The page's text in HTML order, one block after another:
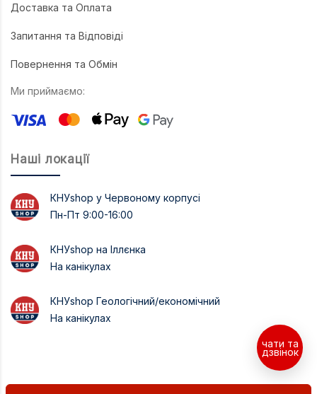
Доставка та Оплата
Запитання та Відповіді
Повернення та Обмін
Ми приймаємо:
Наші локації
КНУshop у Червоному корпусі
Пн-Пт 9:00-16:00
КНУshop на Іллєнка
На канікулах
КНУshop Геологічний/економічний
На канікулах
чати та
дзвінок